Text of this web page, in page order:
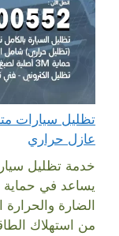
عازل حراري
خدمة تظليل
يساعد في
الضارة والحرارة
من استهلاك